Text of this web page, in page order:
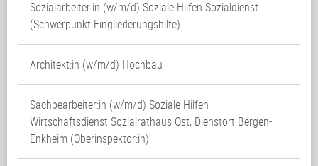
Sozialarbeiter:in (w/m/d) Soziale Hilfen Sozialdienst
(Schwerpunkt Eingliederungshilfe)
Architekt:in (w/m/d) Hochbau
Sachbearbeiter:in (w/m/d) Soziale Hilfen
Wirtschaftsdienst Sozialrathaus Ost, Dienstort Bergen-
Enkheim (Oberinspektor:in)